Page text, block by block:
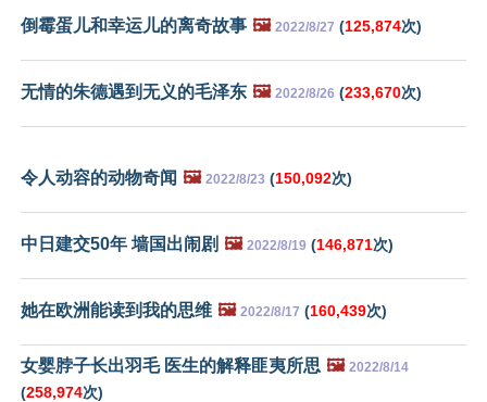
倒霉蛋儿和幸运儿的离奇故事 🖼️ 2022/8/27 (125,874次)
无情的朱德遇到无义的毛泽东 🖼️ 2022/8/26 (233,670次)
令人动容的动物奇闻 🖼️ 2022/8/23 (150,092次)
中日建交50年 墙国出闹剧 🖼️ 2022/8/19 (146,871次)
她在欧洲能读到我的思维 🖼️ 2022/8/17 (160,439次)
女婴脖子长出羽毛 医生的解释匪夷所思 🖼️ 2022/8/14
(258,974次)